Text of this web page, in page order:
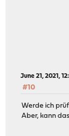
June 21, 2021,
#10
Werde ich
Aber, kann